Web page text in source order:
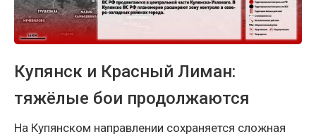
Купянск и Красный Лиман:
тяжёлые бои продолжаются
На Купянском направлении сохраняется сложная